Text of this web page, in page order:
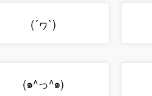
(´ヮ`)
(๑^っ^๑)